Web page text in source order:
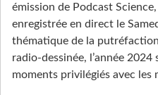
émission de Podcast
enregistrée en direct le
thématique de la
radio-dessinée, l’année 2024
moments privilégiés avec les